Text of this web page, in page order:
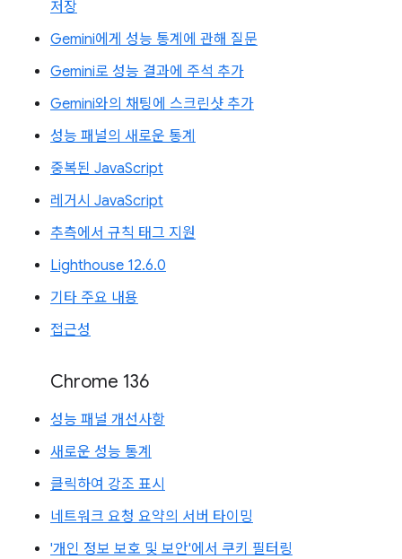
저장
Gemini에게 성능 통계에 관해 질문
Gemini로 성능 결과에 주석 추가
Gemini와의 채팅에 스크린샷 추가
성능 패널의 새로운 통계
중복된 JavaScript
레거시 JavaScript
추측에서 규칙 태그 지원
Lighthouse 12.6.0
기타 주요 내용
접근성
Chrome 136
성능 패널 개선사항
새로운 성능 통계
클릭하여 강조 표시
네트워크 요청 요약의 서버 타이밍
'개인 정보 보호 및 보안'에서 쿠키 필터링